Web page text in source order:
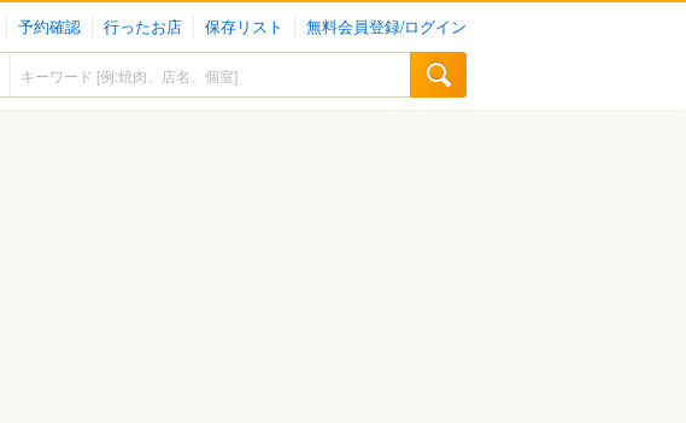
予約確認 行ったお店 保存リスト 無料会員登録/ログイン